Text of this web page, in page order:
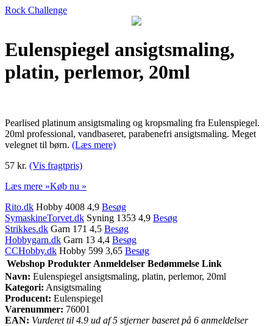
Rock Challenge
Eulenspiegel ansigtsmaling,
platin, perlemor, 20ml
Pearlised platinum ansigtsmaling og kropsmaling fra Eulenspiegel.
20ml professional, vandbaseret, parabenefri ansigtsmaling. Meget
velegnet til børn. (Læs mere)
57 kr. (Vis fragtpris)
Læs mere »Køb nu »
Rito.dk Hobby 4008 4,9 Besøg
SymaskineTorvet.dk Syning 1353 4,9 Besøg
Strikkes.dk Garn 171 4,5 Besøg
Hobbygarn.dk Garn 13 4,4 Besøg
CCHobby.dk Hobby 599 3,65 Besøg
Webshop Produkter Anmeldelser Bedømmelse Link
Navn: Eulenspiegel ansigtsmaling, platin, perlemor, 20ml
Kategori: Ansigtsmaling
Producent: Eulenspiegel
Varenummer: 76001
EAN: Vurderet til 4.9 ud af 5 stjerner baseret på 6 anmeldelser